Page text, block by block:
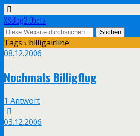
XSBlog2.0beta
Tags › billigairline
08.12.2006
Nochmals Billigflug
1 Antwort
03.12.2006